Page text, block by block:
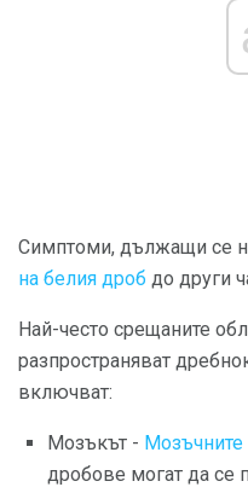
Симптоми, дължащи се
на белия дроб до други
Най-често срещаните
разпространяват
включват:
Мозъкът - Мозъчните
дробове могат да се